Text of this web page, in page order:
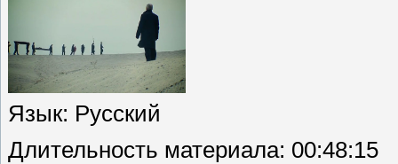
Язык: Русский
Длительность материала: 00:48:15